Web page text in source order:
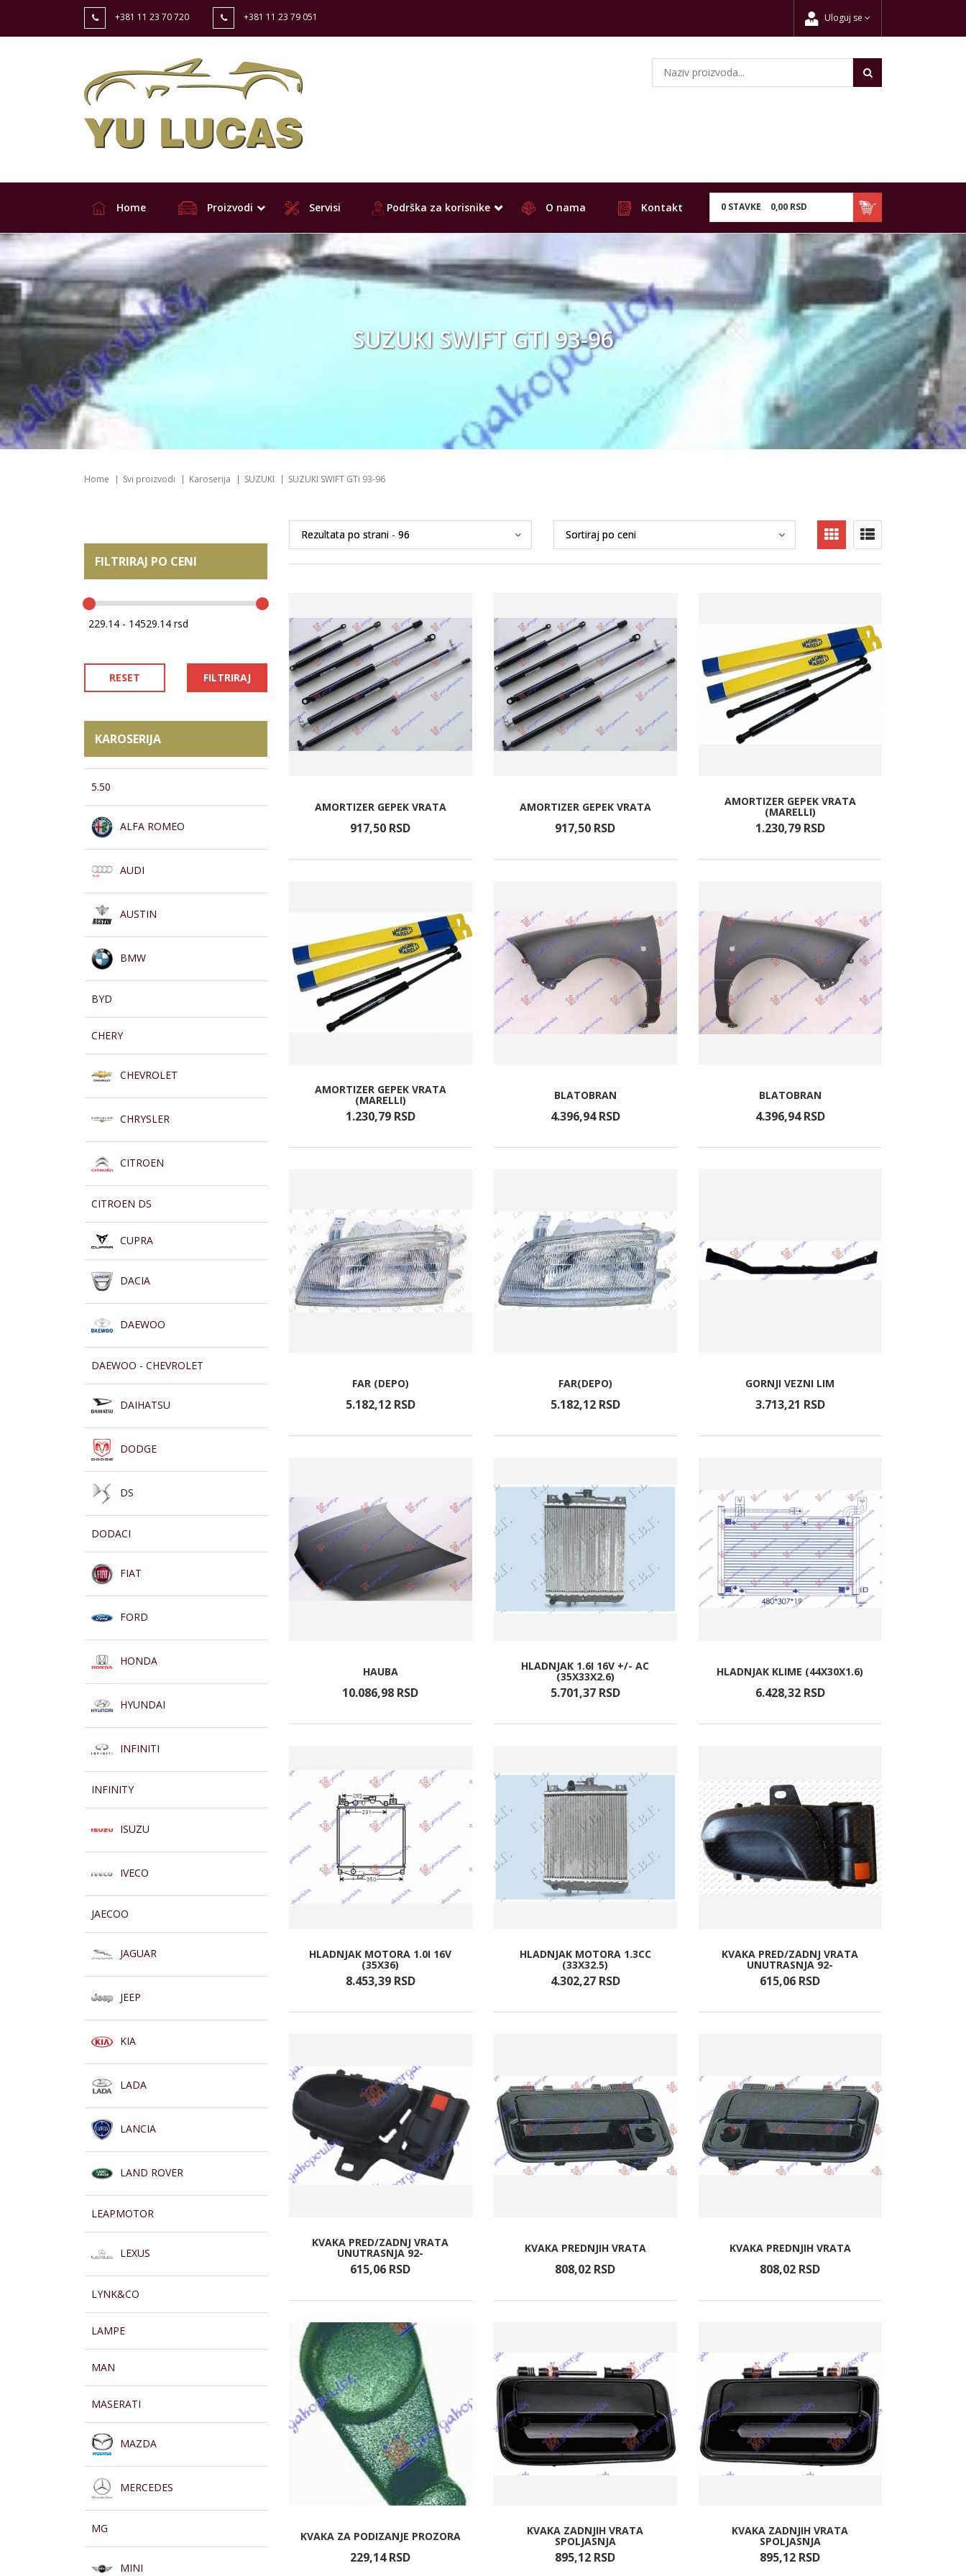
+381 11 23 70 720 +381 11 23 79 051 Uloguj se
0 STAVKE 0,00 RSD
Home Proizvodi Servisi Podrška za korisnike O nama Kontakt
SUZUKI SWIFT GTI 93-96
Home Svi proizvodi Karoserija SUZUKI SUZUKI SWIFT GTi 93-96
FILTRIRAJ PO CENI
RESET FILTRIRAJ
KAROSERIJA
5.50
ALFA ROMEO
AUDI
AUSTIN
BMW
BYD
CHERY
CHEVROLET
CHRYSLER
CITROEN
CITROEN DS
CUPRA
DACIA
DAEWOO
DAEWOO - CHEVROLET
DAIHATSU
DODGE
DS
DODACI
FIAT
FORD
HONDA
HYUNDAI
INFINITI
INFINITY
ISUZU
IVECO
JAECOO
JAGUAR
JEEP
KIA
LADA
LANCIA
LAND ROVER
LEAPMOTOR
LEXUS
LYNK&CO
LAMPE
MAN
MASERATI
MAZDA
MERCEDES
MG
MINI
AMORTIZER GEPEK VRATA
917,50 RSD
AMORTIZER GEPEK VRATA
917,50 RSD
AMORTIZER GEPEK VRATA
(MARELLI)
1.230,79 RSD
AMORTIZER GEPEK VRATA
(MARELLI)
1.230,79 RSD
BLATOBRAN
4.396,94 RSD
BLATOBRAN
4.396,94 RSD
FAR (DEPO)
5.182,12 RSD
FAR(DEPO)
5.182,12 RSD
GORNJI VEZNI LIM
3.713,21 RSD
HAUBA
10.086,98 RSD
HLADNJAK 1.6I 16V +/- AC
(35X33X2.6)
5.701,37 RSD
HLADNJAK KLIME (44X30X1.6)
6.428,32 RSD
HLADNJAK MOTORA 1.0I 16V
(35X36)
8.453,39 RSD
HLADNJAK MOTORA 1.3CC
(33X32.5)
4.302,27 RSD
KVAKA PRED/ZADNJ VRATA
UNUTRASNJA 92-
615,06 RSD
KVAKA PRED/ZADNJ VRATA
UNUTRASNJA 92-
615,06 RSD
KVAKA PREDNJIH VRATA
808,02 RSD
KVAKA PREDNJIH VRATA
808,02 RSD
KVAKA ZA PODIZANJE PROZORA
229,14 RSD
KVAKA ZADNJIH VRATA
SPOLJASNJA
895,12 RSD
KVAKA ZADNJIH VRATA
SPOLJASNJA
895,12 RSD